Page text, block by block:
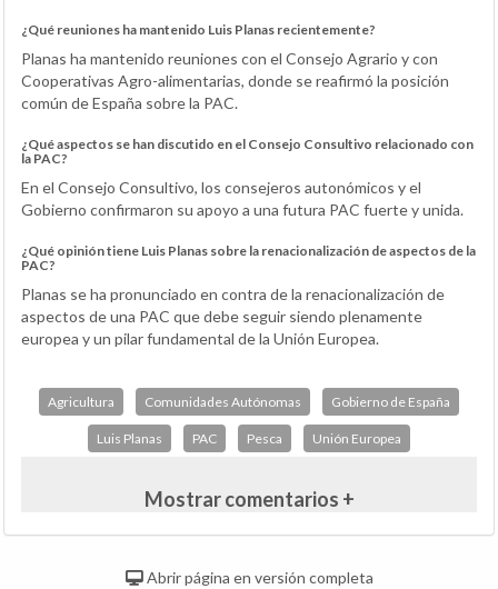
¿Qué reuniones ha mantenido Luis Planas recientemente?
Planas ha mantenido reuniones con el Consejo Agrario y con
Cooperativas Agro-alimentarias, donde se reafirmó la posición
común de España sobre la PAC.
¿Qué aspectos se han discutido en el Consejo Consultivo relacionado con
la PAC?
En el Consejo Consultivo, los consejeros autonómicos y el
Gobierno confirmaron su apoyo a una futura PAC fuerte y unida.
¿Qué opinión tiene Luis Planas sobre la renacionalización de aspectos de la
PAC?
Planas se ha pronunciado en contra de la renacionalización de
aspectos de una PAC que debe seguir siendo plenamente
europea y un pilar fundamental de la Unión Europea.
Agricultura Comunidades Autónomas Gobierno de España
Luis Planas PAC Pesca Unión Europea
Mostrar comentarios +
Abrir página en versión completa